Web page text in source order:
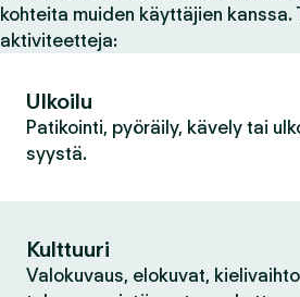
kohteita muiden käyttäjien kanssa.
aktiviteetteja:
Ulkoilu
Patikointi, pyöräily, kävely tai
syystä.
Kulttuuri
Valokuvaus, elokuvat,